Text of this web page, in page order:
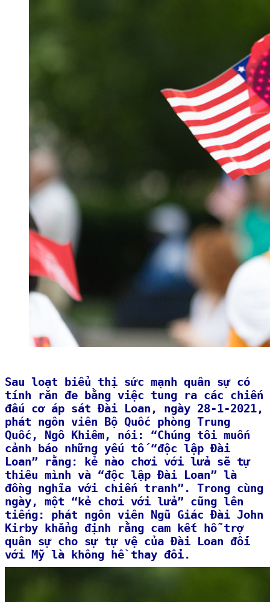
Sau loạt biểu thị sức mạnh quân sự có
tính răn đe bằng việc tung ra các chiến
đấu cơ áp sát Đài Loan, ngày 28-1-2021,
phát ngôn viên Bộ Quốc phòng Trung
Quốc, Ngô Khiêm, nói: “Chúng tôi muốn
cảnh báo những yếu tố “độc lập Đài
Loan” rằng: kẻ nào chơi với lửa sẽ tự
thiêu mình và “độc lập Đài Loan” là
đồng nghĩa với chiến tranh”. Trong cùng
ngày, một “kẻ chơi với lửa” cũng lên
tiếng: phát ngôn viên Ngũ Giác Đài John
Kirby khẳng định rằng cam kết hỗ trợ
quân sự cho sự tự vệ của Đài Loan đối
với Mỹ là không hề thay đổi.